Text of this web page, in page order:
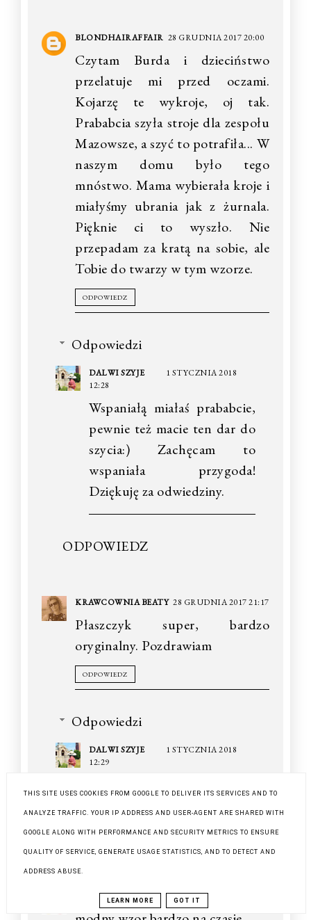
BLONDHAIRAFFAIR 28 GRUDNIA 2017 20:00
Czytam Burda i dzieciństwo
przelatuje mi przed oczami.
Kojarzę te wykroje, oj tak.
Prababcia szyła stroje dla zespołu
Mazowsze, a szyć to potrafiła... W
naszym domu było tego
mnóstwo. Mama wybierała kroje i
miałyśmy ubrania jak z żurnala.
Pięknie ci to wyszło. Nie
przepadam za kratą na sobie, ale
Tobie do twarzy w tym wzorze.
ODPOWIEDZ
Odpowiedzi
DALWI SZYJE
1 STYCZNIA 2018
12:28
Wspaniałą miałaś prababcie,
pewnie też macie ten dar do
szycia:) Zachęcam to
wspaniała przygoda!
Dziękuję za odwiedziny.
ODPOWIEDZ
KRAWCOWNIA BEATY 28 GRUDNIA 2017 21:17
Płaszczyk super, bardzo
oryginalny. Pozdrawiam
ODPOWIEDZ
Odpowiedzi
DALWI SZYJE
1 STYCZNIA 2018
12:29
ODPOWIEDZ
MADZIAKOWO 29 GRUDNIA 2017 08:52
THIS SITE USES COOKIES FROM GOOGLE TO DELIVER ITS SERVICES AND TO
ANALYZE TRAFFIC. YOUR IP ADDRESS AND USER-AGENT ARE SHARED WITH
GOOGLE ALONG WITH PERFORMANCE AND SECURITY METRICS TO ENSURE
QUALITY OF SERVICE, GENERATE USAGE STATISTICS, AND TO DETECT AND
ADDRESS ABUSE.
LEARN MORE GOT IT